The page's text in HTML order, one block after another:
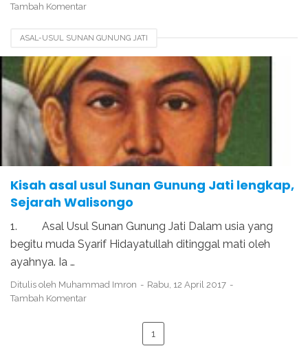
Tambah Komentar
ASAL-USUL SUNAN GUNUNG JATI
KAROMAH SUNAN GUNUNG JATI
KESAKTIAN SUNAN GUNUNG JATI
KETURUNAN SUNAN GUNUNG JATI MURID SUNAN GUNUNG JATI​
SEJARAH SUNAN GUNUNG JATI
Kisah asal usul Sunan Gunung Jati lengkap,
Sejarah Walisongo
1. Asal Usul Sunan Gunung Jati Dalam usia yang
begitu muda Syarif Hidayatullah ditinggal mati oleh
ayahnya. Ia …
Ditulis oleh Muhammad Imron
Rabu, 12 April 2017
Tambah Komentar
1